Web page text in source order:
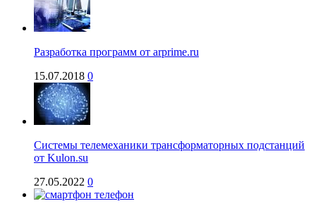
Разработка программ от arprime.ru
15.07.2018 0
Системы телемеханики трансформаторных подстанций
от Kulon.su
27.05.2022 0